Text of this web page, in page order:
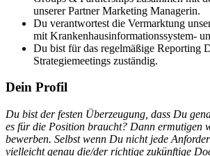
unserer Partner Marketing Managerin.
Du verantwortest die Vermarktung
mit Krankenhausinformationssystem-
Du bist für das regelmäßige Reporting
Strategiemeetings zuständig.
Dein Profil
Du bist der festen Überzeugung, dass Du
es für die Position braucht? Dann ermutigen
bewerben. Selbst wenn Du nicht jede
vielleicht genau die/der richtige zukünftige